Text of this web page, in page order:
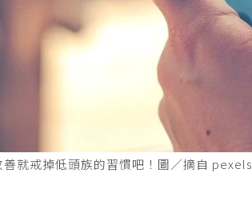
就戒掉低頭族的習慣吧！圖／摘自 pexels